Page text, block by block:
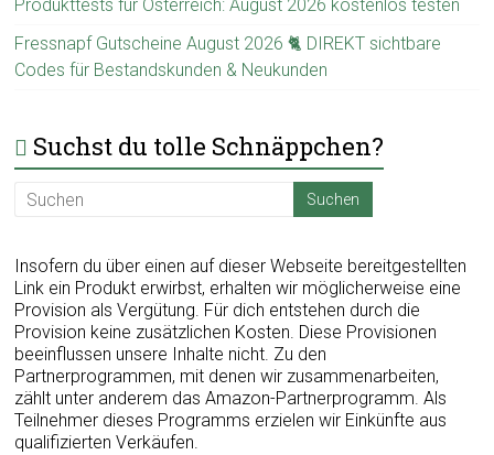
Produkttests für Österreich: August 2026 kostenlos testen
Fressnapf Gutscheine August 2026 🐈 DIREKT sichtbare
Codes für Bestandskunden & Neukunden
Suchst du tolle Schnäppchen?
Insofern du über einen auf dieser Webseite bereitgestellten
Link ein Produkt erwirbst, erhalten wir möglicherweise eine
Provision als Vergütung. Für dich entstehen durch die
Provision keine zusätzlichen Kosten. Diese Provisionen
beeinflussen unsere Inhalte nicht. Zu den
Partnerprogrammen, mit denen wir zusammenarbeiten,
zählt unter anderem das Amazon-Partnerprogramm. Als
Teilnehmer dieses Programms erzielen wir Einkünfte aus
qualifizierten Verkäufen.